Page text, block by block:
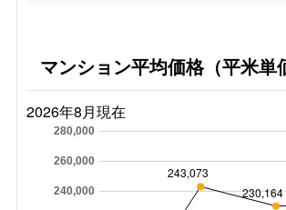
マンション平均価格（平米単
2026年8月現在
240,000
260,000
280,000
243,073
230,164